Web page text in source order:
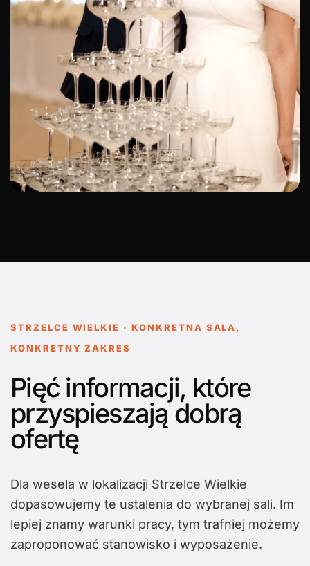
STRZELCE WIELKIE · KONKRETNA SALA,
KONKRETNY ZAKRES
Pięć informacji, które
przyspieszają dobrą
ofertę
Dla wesela w lokalizacji Strzelce Wielkie
dopasowujemy te ustalenia do wybranej sali. Im
lepiej znamy warunki pracy, tym trafniej możemy
zaproponować stanowisko i wyposażenie.